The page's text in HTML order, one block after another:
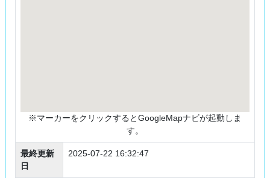
※マーカーをクリックするとGoogleMapナビが起動しま
す。
最終更新
日
2025-07-22 16:32:47